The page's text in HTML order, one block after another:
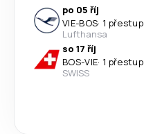
po 05 říj
VIE-BOS· 1 přestup
Lufthansa
so 17 říj
BOS-VIE· 1 přestup
SWISS